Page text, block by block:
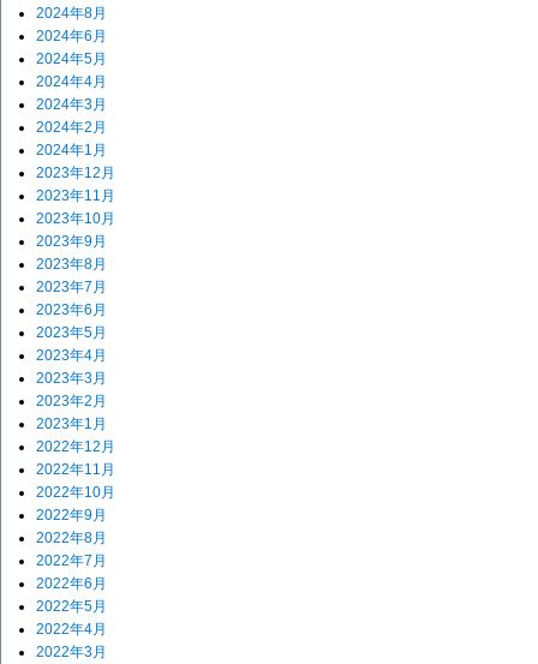
2024年8月
2024年6月
2024年5月
2024年4月
2024年3月
2024年2月
2024年1月
2023年12月
2023年11月
2023年10月
2023年9月
2023年8月
2023年7月
2023年6月
2023年5月
2023年4月
2023年3月
2023年2月
2023年1月
2022年12月
2022年11月
2022年10月
2022年9月
2022年8月
2022年7月
2022年6月
2022年5月
2022年4月
2022年3月